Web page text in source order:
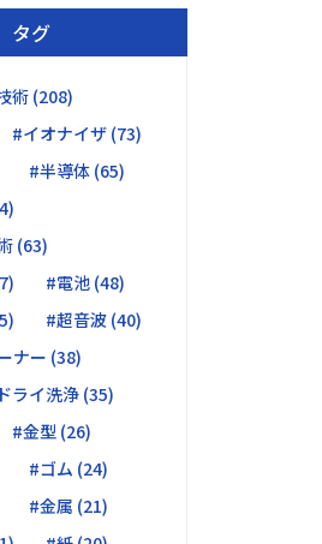
タグ
術 (208)
#イオナイザ (73)
#半導体 (65)
(63)
#電池 (48)
#超音波 (40)
ナー (38)
ライ洗浄 (35)
#金型 (26)
#ゴム (24)
#金属 (21)